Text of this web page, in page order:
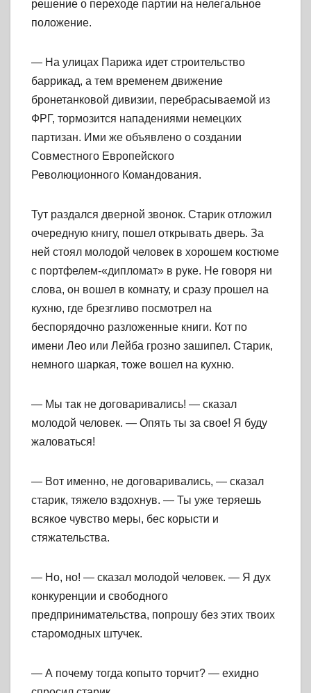
решение о переходе партии на нелегальное
положение.
— На улицах Парижа идет строительство
баррикад, а тем временем движение
бронетанковой дивизии, перебрасываемой из
ФРГ, тормозится нападениями немецких
партизан. Ими же объявлено о создании
Совместного Европейского
Революционного Командования.
Тут раздался дверной звонок. Старик отложил
очередную книгу, пошел открывать дверь. За
ней стоял молодой человек в хорошем костюме
с портфелем-«дипломат» в руке. Не говоря ни
слова, он вошел в комнату, и сразу прошел на
кухню, где брезгливо посмотрел на
беспорядочно разложенные книги. Кот по
имени Лео или Лейба грозно зашипел. Старик,
немного шаркая, тоже вошел на кухню.
— Мы так не договаривались! — сказал
молодой человек. — Опять ты за свое! Я буду
жаловаться!
— Вот именно, не договаривались, — сказал
старик, тяжело вздохнув. — Ты уже теряешь
всякое чувство меры, бес корысти и
стяжательства.
— Но, но! — сказал молодой человек. — Я дух
конкуренции и свободного
предпринимательства, попрошу без этих твоих
старомодных штучек.
— А почему тогда копыто торчит? — ехидно